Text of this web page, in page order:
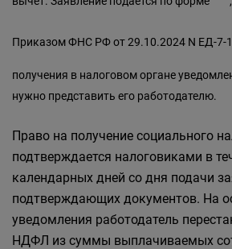
Приказом ФНС РФ от 29.10.2024 N ЕД-7-
получения в налоговом органе
нужно представить его работодателю.
Право на получение социального
подтверждается налоговиками в
календарных дней со дня подачи
подтверждающих документов. На
уведомления работодатель
НДФЛ из суммы выплачиваемых